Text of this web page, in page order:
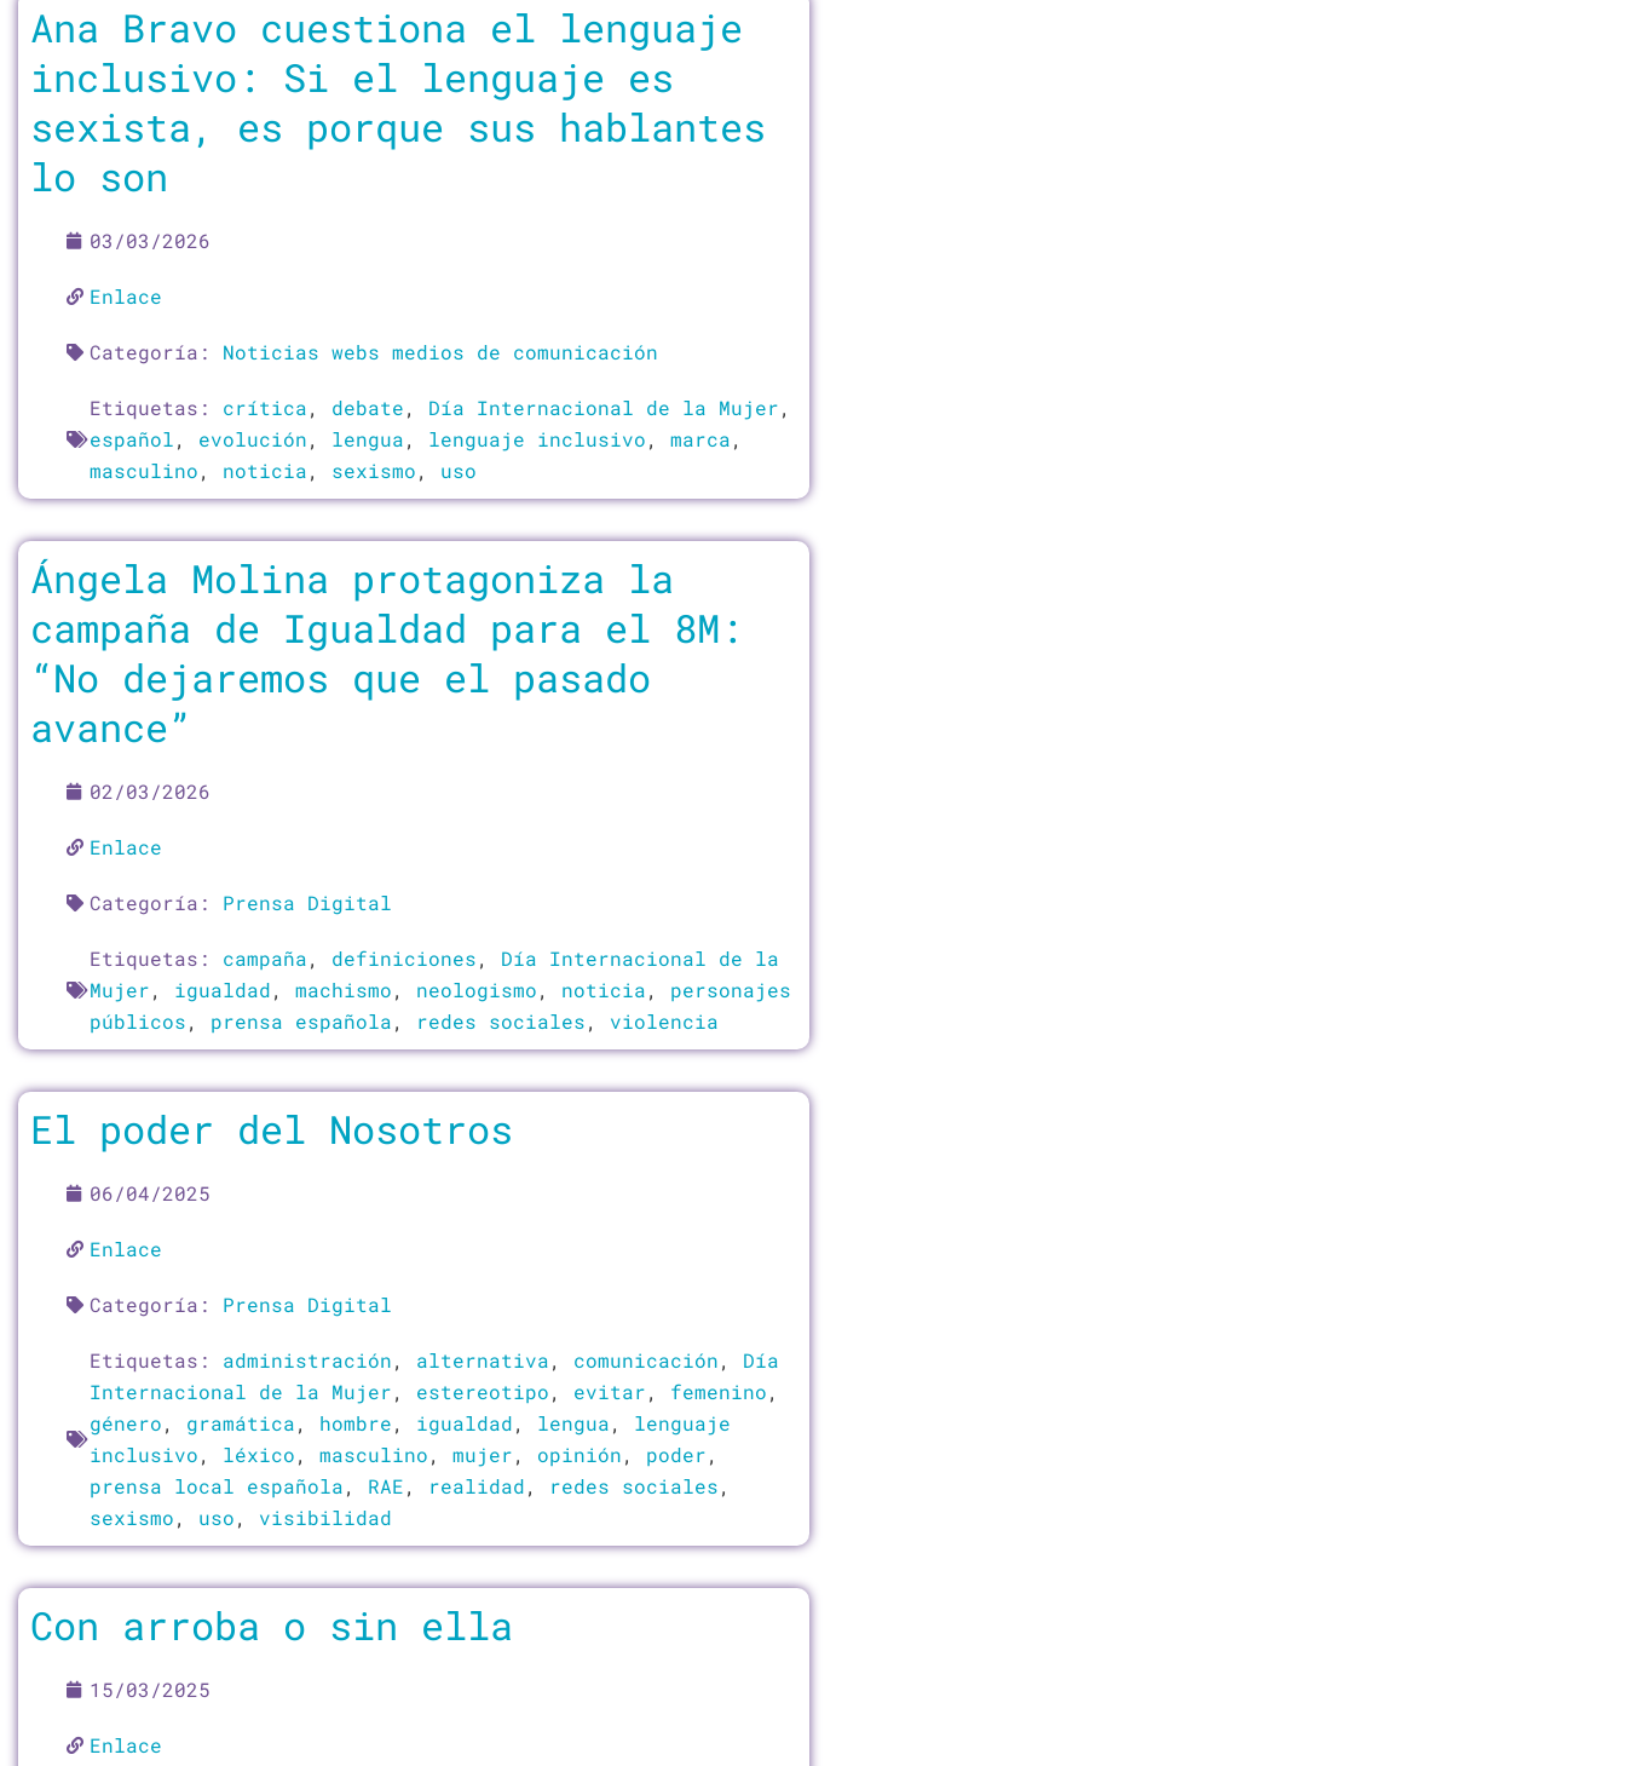
Ana Bravo cuestiona el lenguaje
inclusivo: Si el lenguaje es
sexista, es porque sus hablantes
lo son
03/03/2026
Enlace
Categoría: Noticias webs medios de comunicación
Etiquetas: crítica, debate, Día Internacional de la Mujer,
español, evolución, lengua, lenguaje inclusivo, marca,
masculino, noticia, sexismo, uso
Ángela Molina protagoniza la
campaña de Igualdad para el 8M:
“No dejaremos que el pasado
avance”
02/03/2026
Enlace
Categoría: Prensa Digital
Etiquetas: campaña, definiciones, Día Internacional de la
Mujer, igualdad, machismo, neologismo, noticia, personajes
públicos, prensa española, redes sociales, violencia
El poder del Nosotros
06/04/2025
Enlace
Categoría: Prensa Digital
Etiquetas: administración, alternativa, comunicación, Día
Internacional de la Mujer, estereotipo, evitar, femenino,
género, gramática, hombre, igualdad, lengua, lenguaje
inclusivo, léxico, masculino, mujer, opinión, poder,
prensa local española, RAE, realidad, redes sociales,
sexismo, uso, visibilidad
Con arroba o sin ella
15/03/2025
Enlace